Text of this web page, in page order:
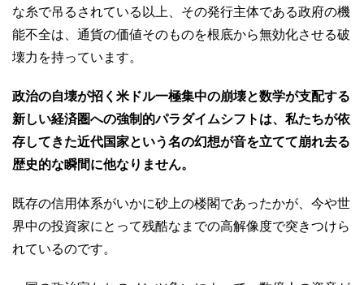
な糸で吊るされている以上、その発行主体である政府の機
能不全は、通貨の価値そのものを根底から無効化させる破
壊力を持っています。
政治の自壊が招く米ドル一極集中の崩壊と数学が支配する
新しい経済圏への強制的パラダイムシフトは、私たちが依
存してきた近代国家という名の幻想が音を立てて崩れ去る
歴史的な瞬間に他なりません。
既存の信用体系がいかに砂上の楼閣であったかが、今や世
界中の投資家にとって残酷なまでの高解像度で突きつけら
れているのです。